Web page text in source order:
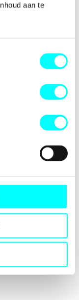
aan te
has occurred while
browser consolefor